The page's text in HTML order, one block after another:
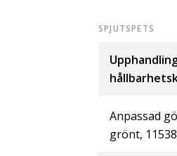
SPJUTSPETS
Anpassad
grönt,